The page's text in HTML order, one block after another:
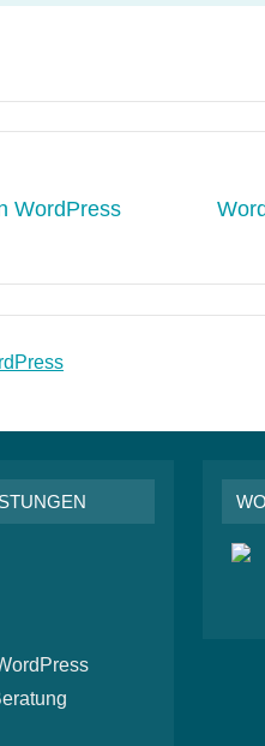
WordPress